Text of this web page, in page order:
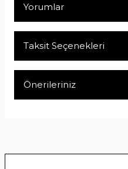
Yorumlar
Taksit Seçenekleri
Önerileriniz